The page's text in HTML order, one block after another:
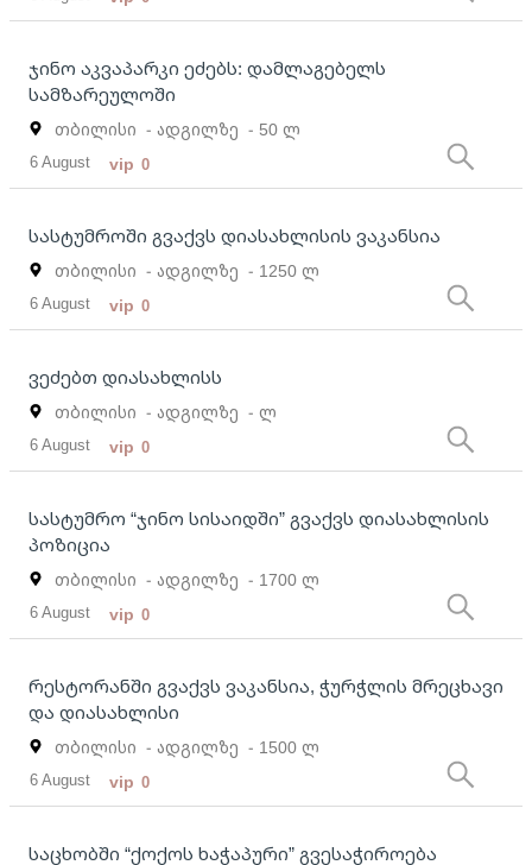
ჯინო აკვაპარკი ეძებს: დამლაგებელს
სამზარეულოში
თბილისი - ადგილზე - 50 ლ
6 August vip 0
სასტუმროში გვაქვს დიასახლისის ვაკანსია
თბილისი - ადგილზე - 1250 ლ
6 August vip 0
ვეძებთ დიასახლისს
თბილისი - ადგილზე - ლ
6 August vip 0
სასტუმრო “ჯინო სისაიდში” გვაქვს დიასახლისის
პოზიცია
თბილისი - ადგილზე - 1700 ლ
6 August vip 0
რესტორანში გვაქვს ვაკანსია, ჭურჭლის მრეცხავი
და დიასახლისი
თბილისი - ადგილზე - 1500 ლ
6 August vip 0
საცხობში “ქოქოს ხაჭაპური” გვესაჭიროება